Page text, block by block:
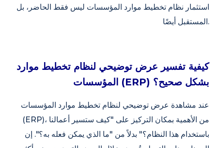
استثمار نظام تخطيط موارد المؤسسات ليس فقط الحاضر، بل
المستقبل أيضًا.
كيفية تفسير عرض توضيحي لنظام تخطيط موارد
المؤسسات (ERP) بشكل صحيح؟
عند مشاهدة عرض توضيحي لنظام تخطيط موارد المؤسسات
(ERP)، من الأهمية بمكان التركيز على "كيف ستسير أعمالنا
باستخدام هذا النظام؟" بدلاً من "ما الذي يمكن فعله به؟". إن